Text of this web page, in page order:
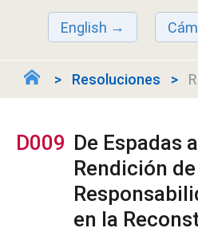
English
Resoluciones
D009 De Espadas
Rendición
en la